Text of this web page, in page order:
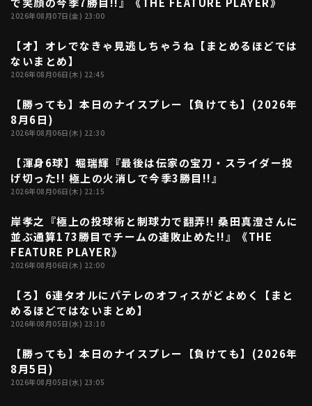
運営会社（別ウィンドウで開く）
特定商取引法の表示 アルバイト募集（別ウィンドウで開く
動画を検索（選手・チーム・プレー内容…）
2026年08月07日(金) 23:00
03:17
【オ】オレでなきゃ見逃しちゃうね【まとめるほどでは
ないまとめ】
2026年08月06日(木) 22:45
05:03
【勝っても】本日のナイスプレー【負けても】(2026年
8月6日)
2026年08月06日(木) 22:30
02:47
【渾身6球】堀瑞輝『最後は伝家の宝刀・スライダー投
げ切った!! 極上の火消しで今季3勝目!!』
2026年08月06日(木) 22:15
03:57
岸孝之『極上の投球術と制球力で翻弄!! 桑田真澄さんに
並ぶ通算173勝目でチームの連敗止めた!!』《THE
FEATURE PLAYER》
2026年08月06日(木) 22:00
04:58
【ろ】6連タオルにパテレのオフィスがどよめく【まと
めるほどではないまとめ】
2026年08月05日(水) 23:10
07:05
【勝っても】本日のナイスプレー【負けても】(2026年
8月5日)
2026年08月05日(水) 23:05